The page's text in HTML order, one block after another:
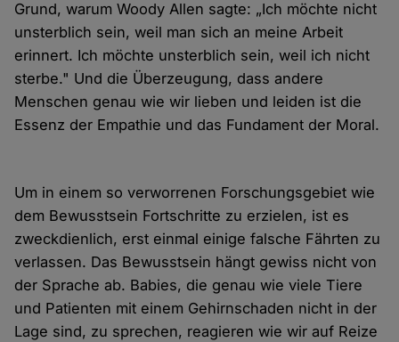
Grund, warum Woody Allen sagte: „Ich möchte nicht
unsterblich sein, weil man sich an meine Arbeit
erinnert. Ich möchte unsterblich sein, weil ich nicht
sterbe." Und die Überzeugung, dass andere
Menschen genau wie wir lieben und leiden ist die
Essenz der Empathie und das Fundament der Moral.
Um in einem so verworrenen Forschungsgebiet wie
dem Bewusstsein Fortschritte zu erzielen, ist es
zweckdienlich, erst einmal einige falsche Fährten zu
verlassen. Das Bewusstsein hängt gewiss nicht von
der Sprache ab. Babies, die genau wie viele Tiere
und Patienten mit einem Gehirnschaden nicht in der
Lage sind, zu sprechen, reagieren wie wir auf Reize